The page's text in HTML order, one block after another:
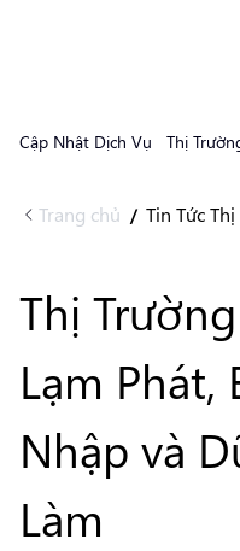
Cập Nhật Dịch Vụ Thị
Trang chủ / Tin Tức
Thị
Lạm Phát,
Nhập và
Làm